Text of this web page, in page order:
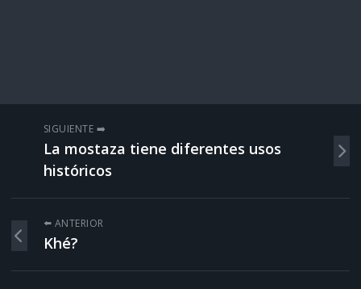
SIGUIENTE ➡️
La mostaza tiene diferentes usos
históricos
⬅️ ANTERIOR
Khé?